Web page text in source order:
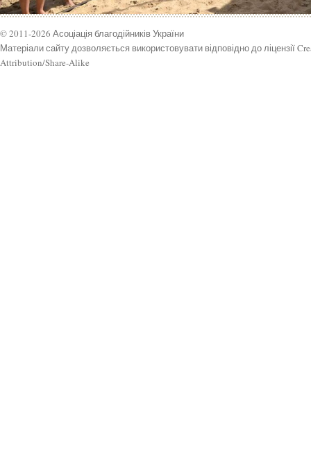
© 2011-2026 Асоціація благодійників України
Матеріали сайту дозволяється використовувати відповідно до ліцензії
Attribution/Share-Alike